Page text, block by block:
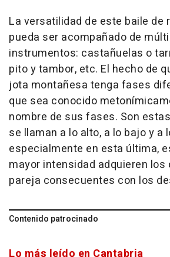
La versatilidad de este baile de
pueda ser acompañado de
instrumentos: castañuelas o
pito y tambor, etc. El hecho de
jota montañesa tenga fases
que sea conocido
nombre de sus fases. Son
se llaman a lo alto, a lo bajo y a
especialmente en esta última,
mayor intensidad adquieren los
pareja consecuentes con los
Contenido patrocinado